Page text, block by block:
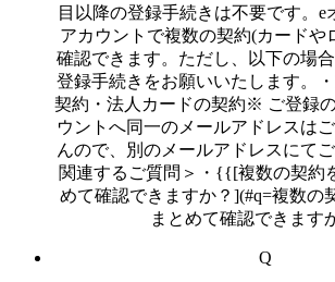
目以降の登録手続きは不要です。e
アカウントで複数の契約(カードや
確認できます。ただし、以下の場
登録手続きをお願いいたします。
契約・法人カードの契約※ ご登録
ウントへ同一のメールアドレスは
んので、別のメールアドレスにて
関連するご質問＞・{{[複数の契約
めて確認できますか？](#q=複数の
まとめて確認できます
Q